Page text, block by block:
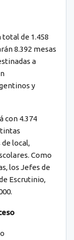
de 1.458
8.392 mesas
a
y
con 4.374
local,
Como
los Jefes de
Escrutinio,